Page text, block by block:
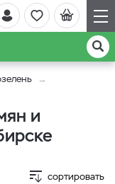
и
сортировать